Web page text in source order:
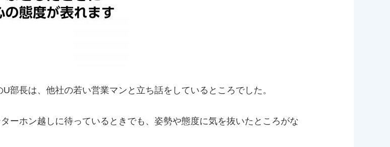
部長は、他社の若い営業マンと立ち話をしているところでした。
ーホン越しに待っているときでも、姿勢や態度に気を抜いたところがな